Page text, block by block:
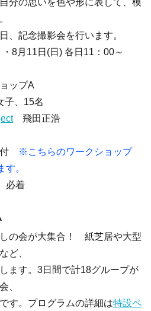
分の思いを色や形に表して、模
、記念撮影会を行います。
8月11日(日) 各日11：00～
ップA
子、15名
飛田正浩
付
※こちらのワークショップ
。
必着
の会が大集合！ 紙芝居や大型
ど、
ます。3日間で計18グループが
、
す。プログラムの詳細は特設ペ